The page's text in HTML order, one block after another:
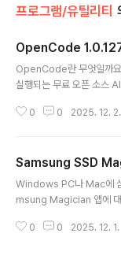
프로그램/유틸리티
OpenCode
OpenCode란 무엇일까
실행되는 무료 오픈 소스
에 답하고, 심지어 명령을
호환되며, 모든 작업이 사
해 실행되므로 업무 프로젝
습니다.OpenCode는 단
립트 등 텍스트 편집기에서
0 0 2025. 12. 2.
Samsung SSD
Windows PC나 Mac에
msung Magician 앱에 대
웨어 업데이트 등 다양한
0 0 2025. 12. 1.